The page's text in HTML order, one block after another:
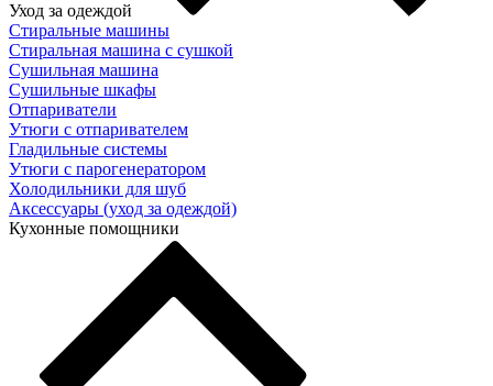
Уход за одеждой
Стиральные машины
Стиральная машина с сушкой
Сушильная машина
Сушильные шкафы
Отпариватели
Утюги с отпаривателем
Гладильные системы
Утюги с парогенератором
Холодильники для шуб
Аксессуары (уход за одеждой)
Кухонные помощники